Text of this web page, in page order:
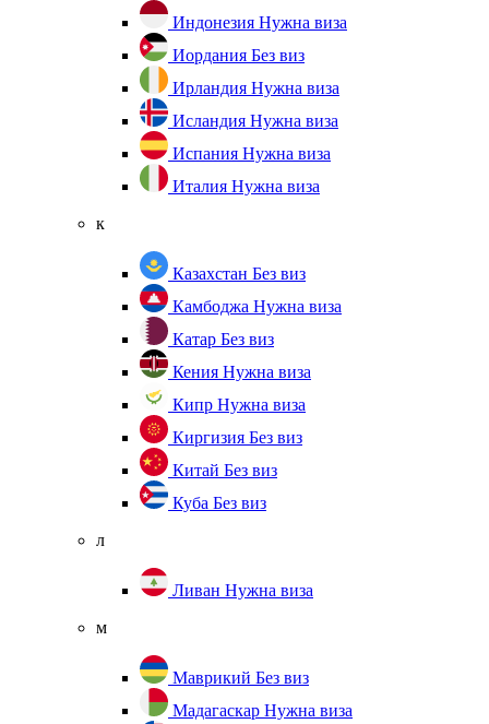
Индонезия Нужна виза
Иордания Без виз
Ирландия Нужна виза
Исландия Нужна виза
Испания Нужна виза
Италия Нужна виза
к
Казахстан Без виз
Камбоджа Нужна виза
Катар Без виз
Кения Нужна виза
Кипр Нужна виза
Киргизия Без виз
Китай Без виз
Куба Без виз
л
Ливан Нужна виза
м
Маврикий Без виз
Мадагаскар Нужна виза